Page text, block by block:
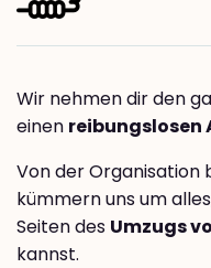
Wir nehmen dir den
einen reibungslosen
Von der Organisation
kümmern uns um
Seiten des Umzugs
kannst.